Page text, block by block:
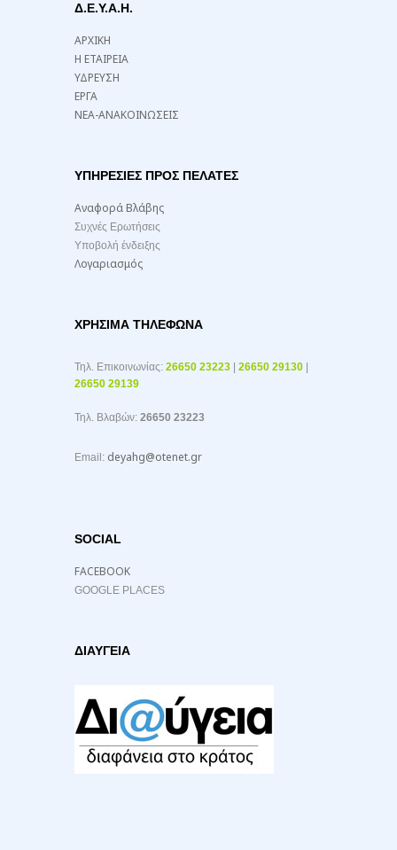
Δ.Ε.Υ.Α.Η.
ΑΡΧΙΚΗ
Η ΕΤΑΙΡΕΙΑ
ΥΔΡΕΥΣΗ
ΕΡΓΑ
ΝΕΑ-ΑΝΑΚΟΙΝΩΣΕΙΣ
ΥΠΗΡΕΣΙΕΣ ΠΡΟΣ ΠΕΛΑΤΕΣ
Αναφορά Βλάβης
Συχνές Ερωτήσεις
Υποβολή ένδειξης
Λογαριασμός
ΧΡΉΣΙΜΑ ΤΗΛΈΦΩΝΑ
Τηλ. Επικοινωνίας: 26650 23223 26650 29130
26650 29139
Τηλ. Βλαβών: 26650 23223
Email: deyahg@otenet.gr
SOCIAL
FACEBOOK
GOOGLE PLACES
ΔΙΑΥΓΕΙΑ